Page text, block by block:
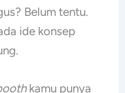
Belum tentu.
ide konsep
kamu punya